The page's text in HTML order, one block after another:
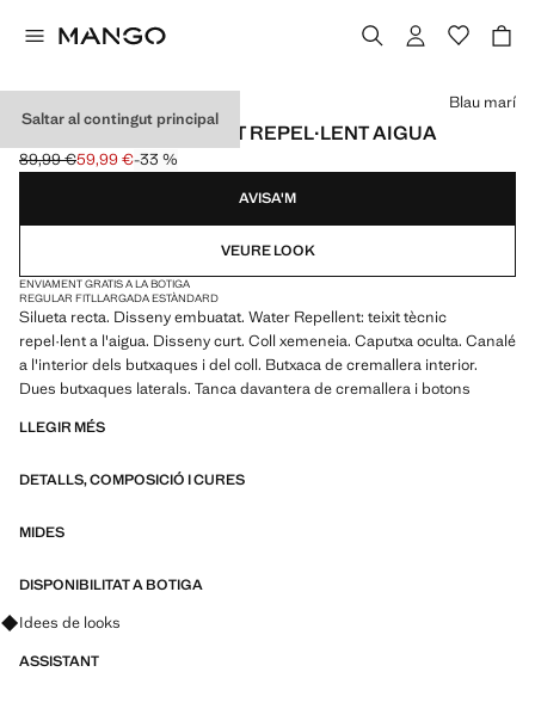
Saltar al contingut principal
ANORAC CURT EMBUAT REPEL·LENT AIGUA
Preu inicial ratllat [89,99 € ]
89,99 €
Preu actual [59,99 € ]
59,99 €-33 %
Selecciona un color
Blau marí
AVISA'M
VEURE LOOK
ENVIAMENT GRATIS A LA BOTIGA
REGULAR FITLLARGADA ESTÀNDARD
Silueta recta. Disseny embuatat. Water Repellent: teixit tècnic
repel·lent a l'aigua. Disseny curt. Coll xemeneia. Caputxa oculta. Canalé
a l'interior dels butxaques i del coll. Butxaca de cremallera interior.
Dues butxaques laterals. Tanca davantera de cremallera i botons
LLEGIR MÉS
DETALLS, COMPOSICIÓ I CURES
MIDES
DISPONIBILITAT A BOTIGA
Pregunta per looks, peces i tendències
Idees de looks
ASSISTANT